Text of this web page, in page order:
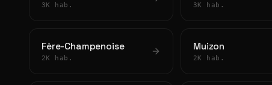
3K hab. 3K hab.
Fère-Champenoise
2K hab.
Muizon
2K hab.